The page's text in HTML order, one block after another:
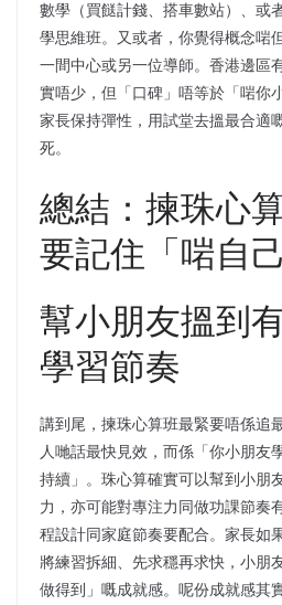
數學（買餸計錢、搭車數站）、或
學思維班。又或者，你覺得概念啱
一間中心或另一位導師。香港邊區
實唔少，但「口碑」唔等於「啱你
家長保持彈性，用試堂去搵最合適
死。
總結：揀珠心
要記住「啱自
幫小朋友搵到
學習節奏
講到尾，揀珠心算班最緊要唔係追
人哋話最快見效，而係「你小朋友
持續」。珠心算確實可以幫到小朋
力，亦可能對專注力同做功課節奏
程設計同家庭節奏要配合。家長如
將練習拆細、先求穩再求快，小朋
做得到」嘅成就感。呢份成就感其